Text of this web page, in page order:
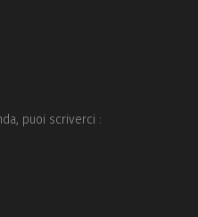
puoi scriverci :